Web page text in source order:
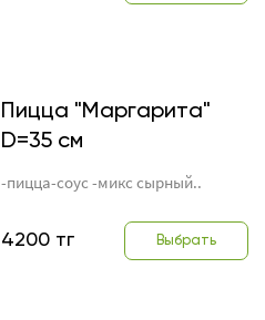
Пицца "Маргарита"
D=35 см
-пицца-соус -микс сырный..
4200 тг Выбрать